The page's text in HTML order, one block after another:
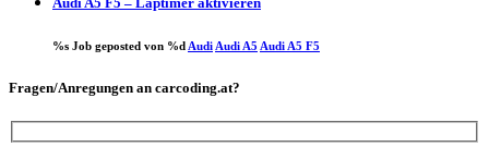
%s Job geposted von %d Audi Audi A5 Audi A5 F5
Fragen/Anregungen an carcoding.at?